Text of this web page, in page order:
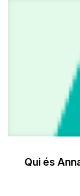
Qui és